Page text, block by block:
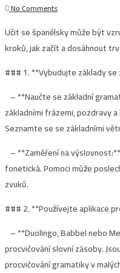
No Comments
Učit se španělsky může být
kroků, jak začít a dosáhnout
### 1. **Vybudujte základy se
– **Naučte se základní
základními frázemi, pozdravy
Seznamte se se základními
– **Zaměření na
fonetická. Pomoci může
zvuků.
### 2. **Používejte aplikace
– **Duolingo, Babbel nebo
procvičování slovní zásoby.
procvičování gramatiky v